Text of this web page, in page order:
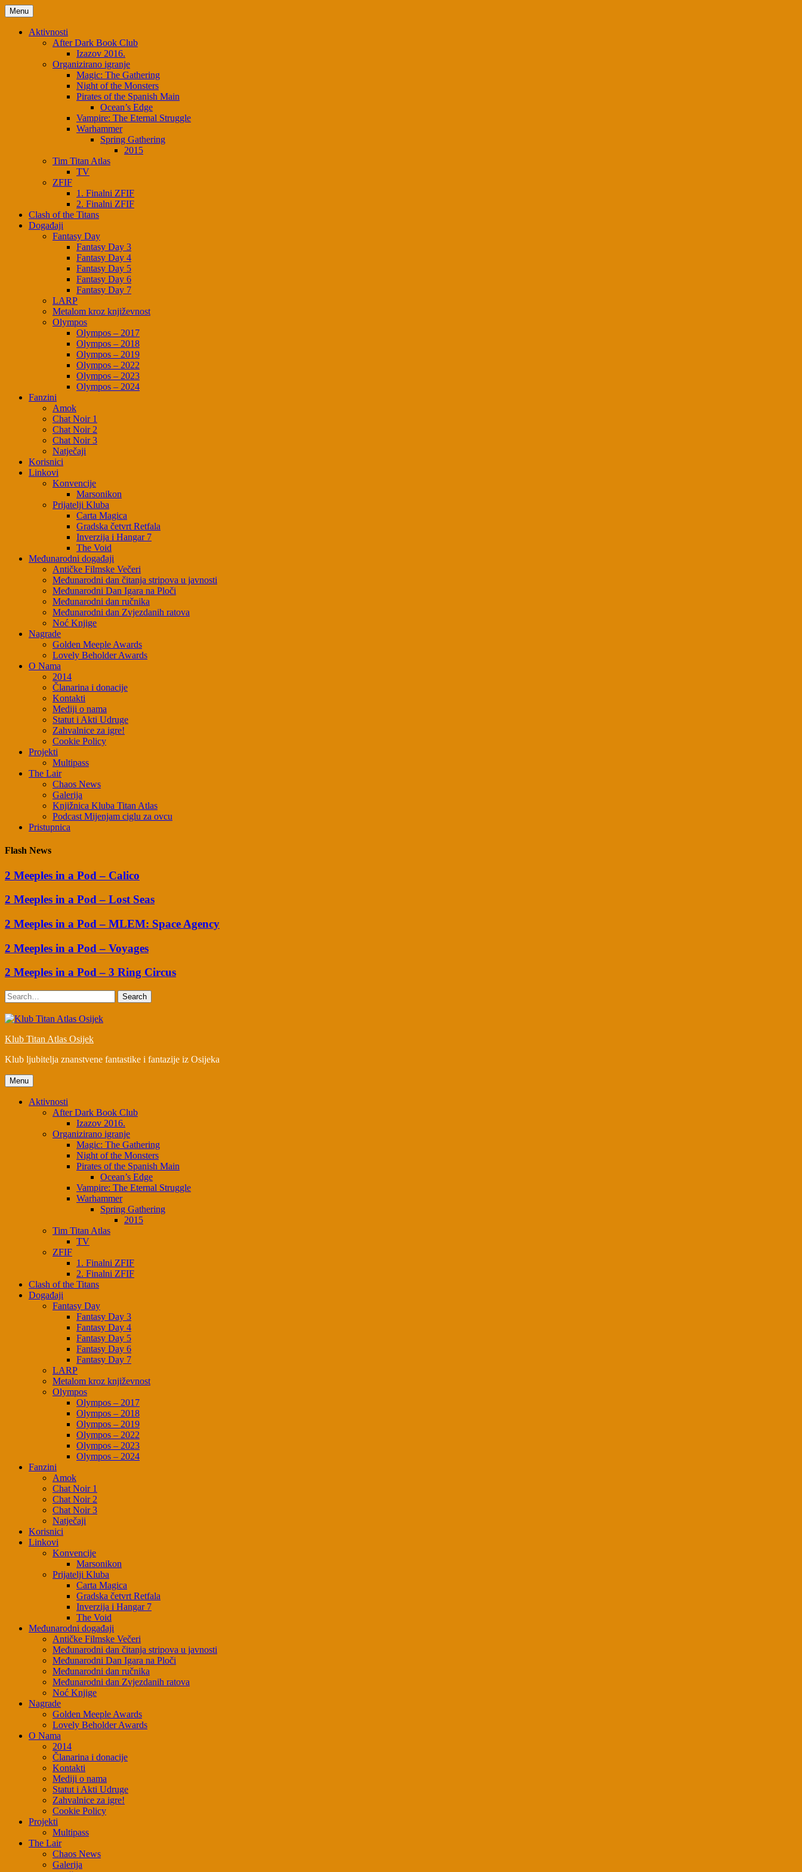
Skip
to
content
Menu
Aktivnosti
After Dark Book Club
Izazov 2016.
Organizirano igranje
Magic: The Gathering
Night of the Monsters
Pirates of the Spanish Main
Ocean’s Edge
Vampire: The Eternal Struggle
Warhammer
Spring Gathering
2015
Tim Titan Atlas
TV
ZFIF
1. Finalni ZFIF
2. Finalni ZFIF
Clash of the Titans
Događaji
Fantasy Day
Fantasy Day 3
Fantasy Day 4
Fantasy Day 5
Fantasy Day 6
Fantasy Day 7
LARP
Metalom kroz književnost
Olympos
Olympos – 2017
Olympos – 2018
Olympos – 2019
Olympos – 2022
Olympos – 2023
Olympos – 2024
Fanzini
Amok
Chat Noir 1
Chat Noir 2
Chat Noir 3
Natječaji
Korisnici
Linkovi
Konvencije
Marsonikon
Prijatelji Kluba
Carta Magica
Gradska četvrt Retfala
Inverzija i Hangar 7
The Void
Međunarodni događaji
Antičke Filmske Večeri
Međunarodni dan čitanja stripova u javnosti
Međunarodni Dan Igara na Ploči
Međunarodni dan ručnika
Međunarodni dan Zvjezdanih ratova
Noć Knjige
Nagrade
Golden Meeple Awards
Lovely Beholder Awards
O Nama
2014
Članarina i donacije
Kontakti
Mediji o nama
Statut i Akti Udruge
Zahvalnice za igre!
Cookie Policy
Projekti
Multipass
The Lair
Chaos News
Galerija
Knjižnica Kluba Titan Atlas
Podcast Mijenjam ciglu za ovcu
Pristupnica
Flash News
2 Meeples in a Pod – Calico
2 Meeples in a Pod – Lost Seas
2 Meeples in a Pod – MLEM: Space Agency
2 Meeples in a Pod – Voyages
2 Meeples in a Pod – 3 Ring Circus
Search
Klub Titan Atlas Osijek
Klub ljubitelja znanstvene fantastike i fantazije iz Osijeka
Menu
Aktivnosti
After Dark Book Club
Izazov 2016.
Organizirano igranje
Magic: The Gathering
Night of the Monsters
Pirates of the Spanish Main
Ocean’s Edge
Vampire: The Eternal Struggle
Warhammer
Spring Gathering
2015
Tim Titan Atlas
TV
ZFIF
1. Finalni ZFIF
2. Finalni ZFIF
Clash of the Titans
Događaji
Fantasy Day
Fantasy Day 3
Fantasy Day 4
Fantasy Day 5
Fantasy Day 6
Fantasy Day 7
LARP
Metalom kroz književnost
Olympos
Olympos – 2017
Olympos – 2018
Olympos – 2019
Olympos – 2022
Olympos – 2023
Olympos – 2024
Fanzini
Amok
Chat Noir 1
Chat Noir 2
Chat Noir 3
Natječaji
Korisnici
Linkovi
Konvencije
Marsonikon
Prijatelji Kluba
Carta Magica
Gradska četvrt Retfala
Inverzija i Hangar 7
The Void
Međunarodni događaji
Antičke Filmske Večeri
Međunarodni dan čitanja stripova u javnosti
Međunarodni Dan Igara na Ploči
Međunarodni dan ručnika
Međunarodni dan Zvjezdanih ratova
Noć Knjige
Nagrade
Golden Meeple Awards
Lovely Beholder Awards
O Nama
2014
Članarina i donacije
Kontakti
Mediji o nama
Statut i Akti Udruge
Zahvalnice za igre!
Cookie Policy
Projekti
Multipass
The Lair
Chaos News
Galerija